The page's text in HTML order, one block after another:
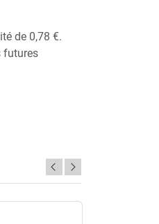
de 0,78 €.
futures